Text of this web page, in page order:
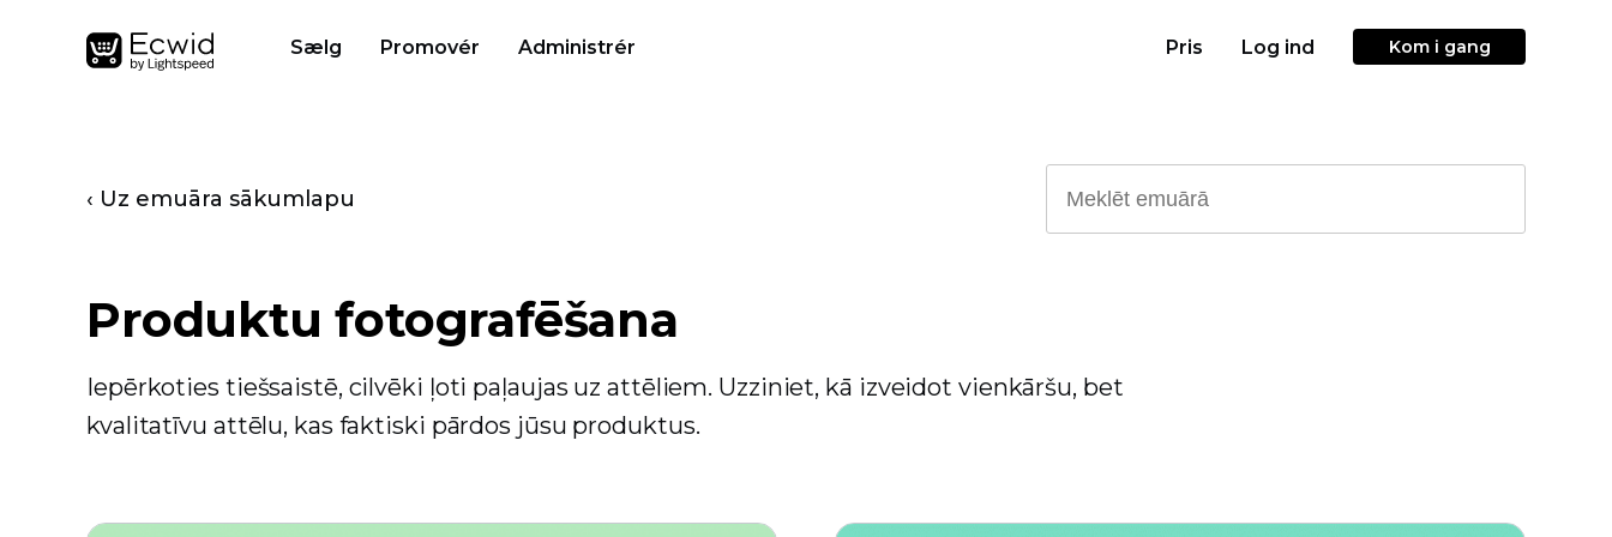
Sælg Promovér Administrér Pris Log ind Kom i gang
‹ Uz emuāra sākumlapu
Produktu fotografēšana
Iepērkoties tiešsaistē, cilvēki ļoti paļaujas uz attēliem. Uzziniet, kā izveidot vienkāršu, bet
kvalitatīvu attēlu, kas faktiski pārdos jūsu produktus.